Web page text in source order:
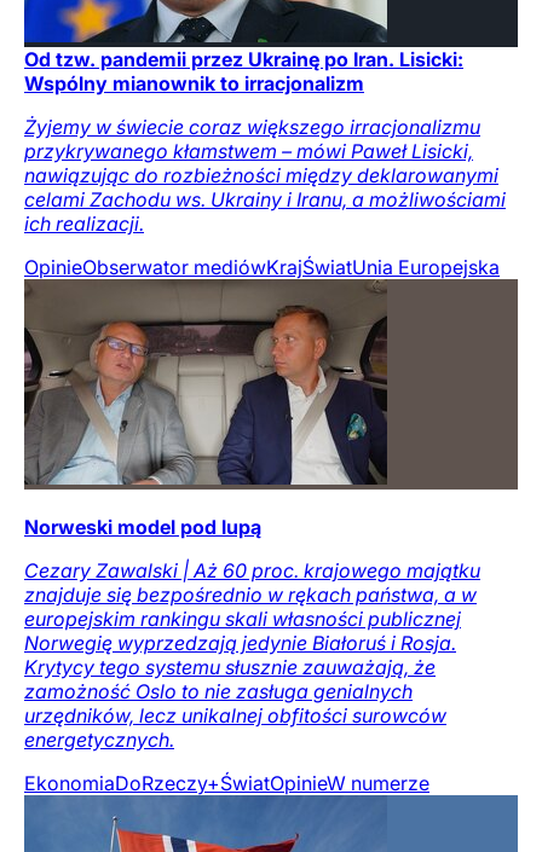
Od tzw. pandemii przez Ukrainę po Iran. Lisicki:
Wspólny mianownik to irracjonalizm
Żyjemy w świecie coraz większego irracjonalizmu
przykrywanego kłamstwem – mówi Paweł Lisicki,
nawiązując do rozbieżności między deklarowanymi
celami Zachodu ws. Ukrainy i Iranu, a możliwościami
ich realizacji.
OpinieObserwator mediówKrajŚwiatUnia Europejska
Norweski model pod lupą
Cezary Zawalski | Aż 60 proc. krajowego majątku
znajduje się bezpośrednio w rękach państwa, a w
europejskim rankingu skali własności publicznej
Norwegię wyprzedzają jedynie Białoruś i Rosja.
Krytycy tego systemu słusznie zauważają, że
zamożność Oslo to nie zasługa genialnych
urzędników, lecz unikalnej obfitości surowców
energetycznych.
EkonomiaDoRzeczy+ŚwiatOpinieW numerze